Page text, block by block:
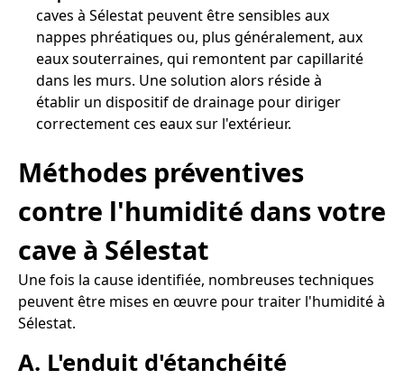
caves à Sélestat peuvent être sensibles aux
nappes phréatiques ou, plus généralement, aux
eaux souterraines, qui remontent par capillarité
dans les murs. Une solution alors réside à
établir un dispositif de drainage pour diriger
correctement ces eaux sur l'extérieur.
Méthodes préventives
contre l'humidité dans votre
cave à Sélestat
Une fois la cause identifiée, nombreuses techniques
peuvent être mises en œuvre pour traiter l'humidité à
Sélestat.
A. L'enduit d'étanchéité